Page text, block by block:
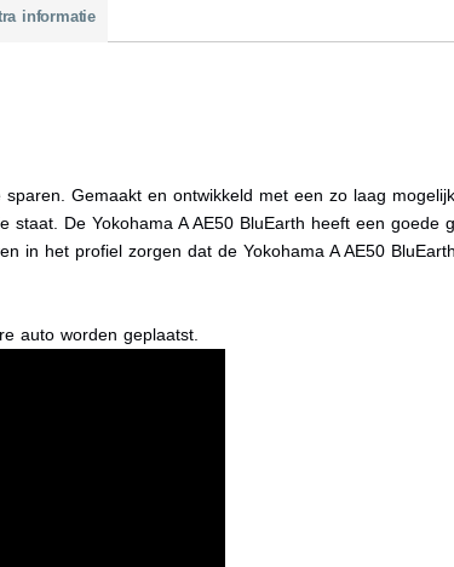
informatie
Gemaakt en ontwikkeld met een zo laag
staat. De Yokohama A AE50 BluEarth heeft een goede
in het profiel zorgen dat de Yokohama A AE50
auto worden geplaatst.